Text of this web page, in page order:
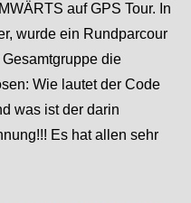
auf GPS Tour. In
wurde ein Rundparcour
die
Wie lautet der Code
was ist der darin
Es hat allen sehr